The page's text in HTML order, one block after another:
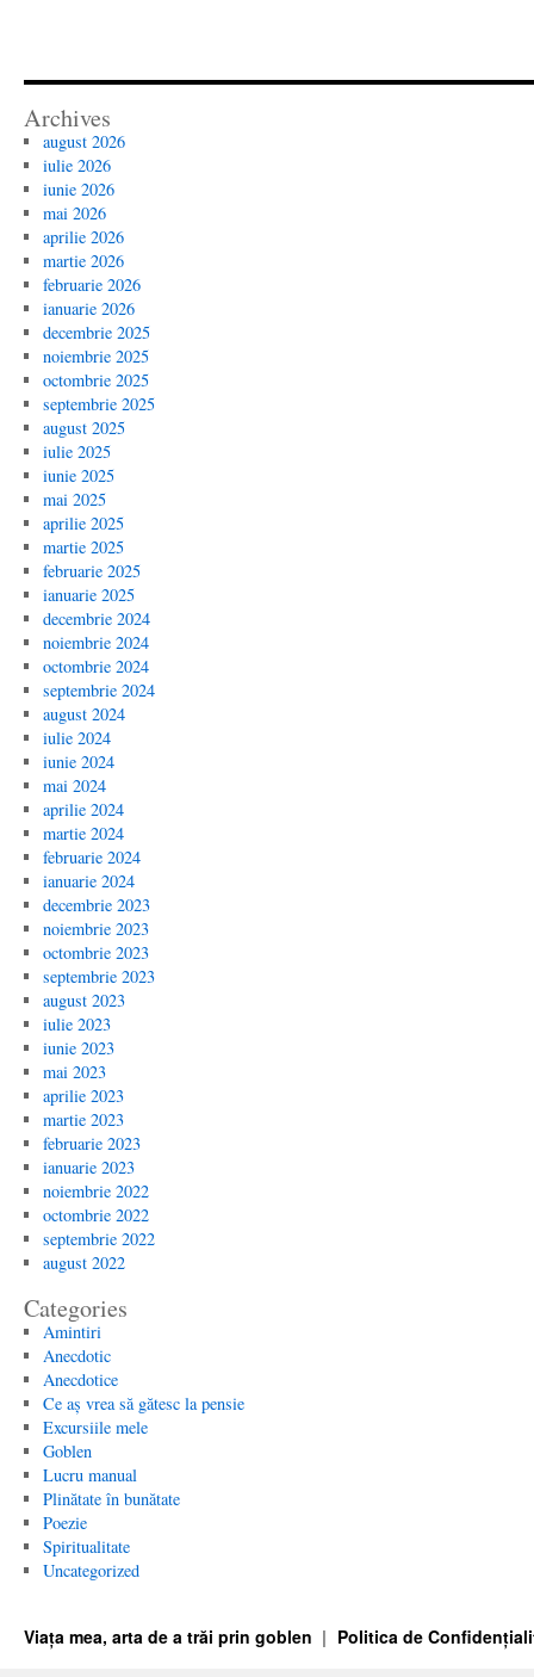
Archives
august 2026
iulie 2026
iunie 2026
mai 2026
aprilie 2026
martie 2026
februarie 2026
ianuarie 2026
decembrie 2025
noiembrie 2025
octombrie 2025
septembrie 2025
august 2025
iulie 2025
iunie 2025
mai 2025
aprilie 2025
martie 2025
februarie 2025
ianuarie 2025
decembrie 2024
noiembrie 2024
octombrie 2024
septembrie 2024
august 2024
iulie 2024
iunie 2024
mai 2024
aprilie 2024
martie 2024
februarie 2024
ianuarie 2024
decembrie 2023
noiembrie 2023
octombrie 2023
septembrie 2023
august 2023
iulie 2023
iunie 2023
mai 2023
aprilie 2023
martie 2023
februarie 2023
ianuarie 2023
noiembrie 2022
octombrie 2022
septembrie 2022
august 2022
Categories
Amintiri
Anecdotic
Anecdotice
Ce aș vrea să gătesc la pensie
Excursiile mele
Goblen
Lucru manual
Plinătate în bunătate
Poezie
Spiritualitate
Uncategorized
Viața mea, arta de a trăi prin goblen Politica de